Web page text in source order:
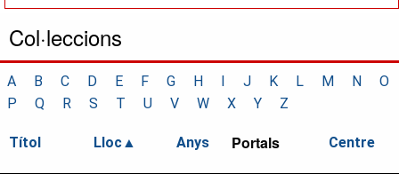
Col·leccions
A B C D E F G H I J K L M N
O
P
Q R S T U V W X Y Z
Títol Lloc Anys Portals Centre